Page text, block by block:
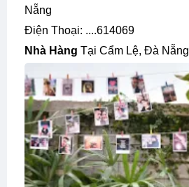
Nẵng
Điện Thoại: ....614069
Nhà Hàng Tại Cẩm Lệ, Đà Nẵng